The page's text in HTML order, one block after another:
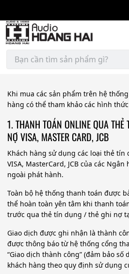
content
Tìm
kiếm:
Khi mua các sản phẩm trên hệ
hàng có thể tham khảo các hình
1. THANH TOÁN ONLINE QUA
NỢ VISA, MASTER CARD, JCB
Khách hàng sử dụng các loại thẻ
VISA, MasterCard, JCB của các
ngoài phát hành.
Toàn bộ hệ thống thanh toán được
thể hoàn toàn yên tâm khi thanh
trước qua thẻ tín dụng / thẻ ghi nợ
Giao dịch được ghi nhận là thành
được thông báo từ hệ thống cổng
“Giao dịch thành công” (đảm bảo số
khách hàng theo quy định sử dụng